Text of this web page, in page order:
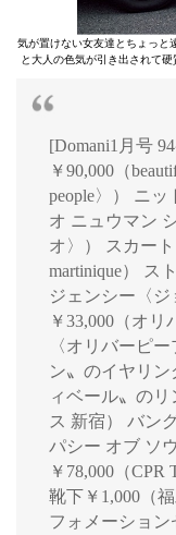
気が置けない女友達とちょっと
と大人の色気が引き出されて
[Domani1月号
￥90,000（
people〉） ニッ
オ ニュウマン
オ〉） スカー
martinique） ス
ジェンシー〈
￥33,000（オ
〈オリバーピ
ン〟のイヤリン
ィベール〟の
ス 新宿） バン
パシー オブ ソ
￥78,000（
靴下￥1,000（
フォメーション